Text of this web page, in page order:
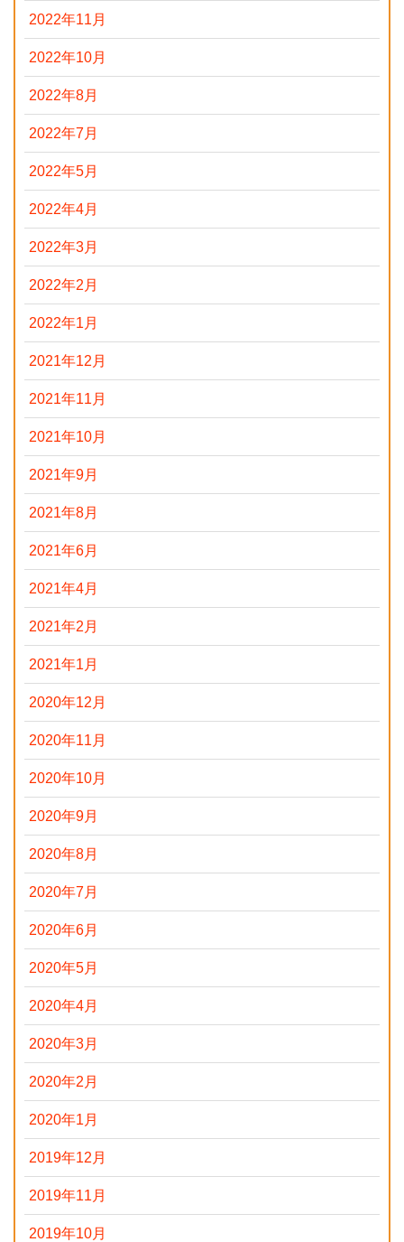
2022年11月
2022年10月
2022年8月
2022年7月
2022年5月
2022年4月
2022年3月
2022年2月
2022年1月
2021年12月
2021年11月
2021年10月
2021年9月
2021年8月
2021年6月
2021年4月
2021年2月
2021年1月
2020年12月
2020年11月
2020年10月
2020年9月
2020年8月
2020年7月
2020年6月
2020年5月
2020年4月
2020年3月
2020年2月
2020年1月
2019年12月
2019年11月
2019年10月